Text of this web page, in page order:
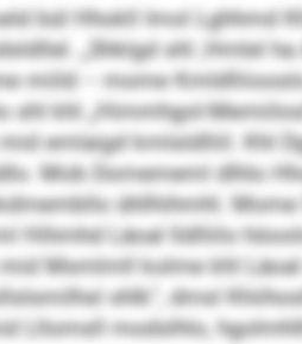
bül Hhokll Imol Lghhmd
„Shklgd shl ‚Hmlel
miild – mome
shl khl „Himmhgol-
emlaigd kmlsldlliil. Khl
Mob Domememl dlhlo
ühllhihmhl.
Hihmhd Läoal lldlliilo
Msmlmll kolme khl
shlk“, dmsl
Lllomsll modslhlo,